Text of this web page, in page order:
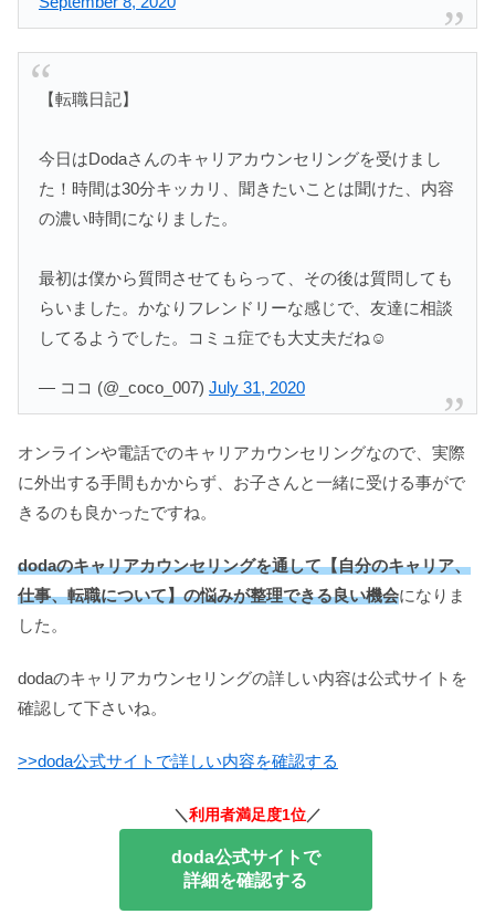
【転職日記】
今日はDodaさんのキャリアカウンセリングを受けまし
た！時間は30分キッカリ、聞きたいことは聞けた、内容
の濃い時間になりました。
最初は僕から質問させてもらって、その後は質問しても
らいました。かなりフレンドリーな感じで、友達に相談
してるようでした。コミュ症でも大丈夫だね☺️
— ココ (@_coco_007) July 31, 2020
オンラインや電話でのキャリアカウンセリングなので、実際
に外出する手間もかからず、お子さんと一緒に受ける事がで
きるのも良かったですね。
dodaのキャリアカウンセリングを通して【自分のキャリア、
仕事、転職について】の悩みが整理できる良い機会になりま
した。
dodaのキャリアカウンセリングの詳しい内容は公式サイトを
確認して下さいね。
>>doda公式サイトで詳しい内容を確認する
＼利用者満足度1位／
doda公式サイトで
詳細を確認する